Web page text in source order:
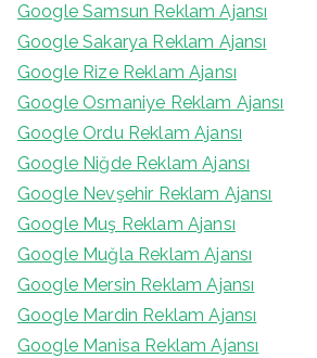
Google Samsun Reklam Ajansı
Google Sakarya Reklam Ajansı
Google Rize Reklam Ajansı
Google Osmaniye Reklam Ajansı
Google Ordu Reklam Ajansı
Google Niğde Reklam Ajansı
Google Nevşehir Reklam Ajansı
Google Muş Reklam Ajansı
Google Muğla Reklam Ajansı
Google Mersin Reklam Ajansı
Google Mardin Reklam Ajansı
Google Manisa Reklam Ajansı